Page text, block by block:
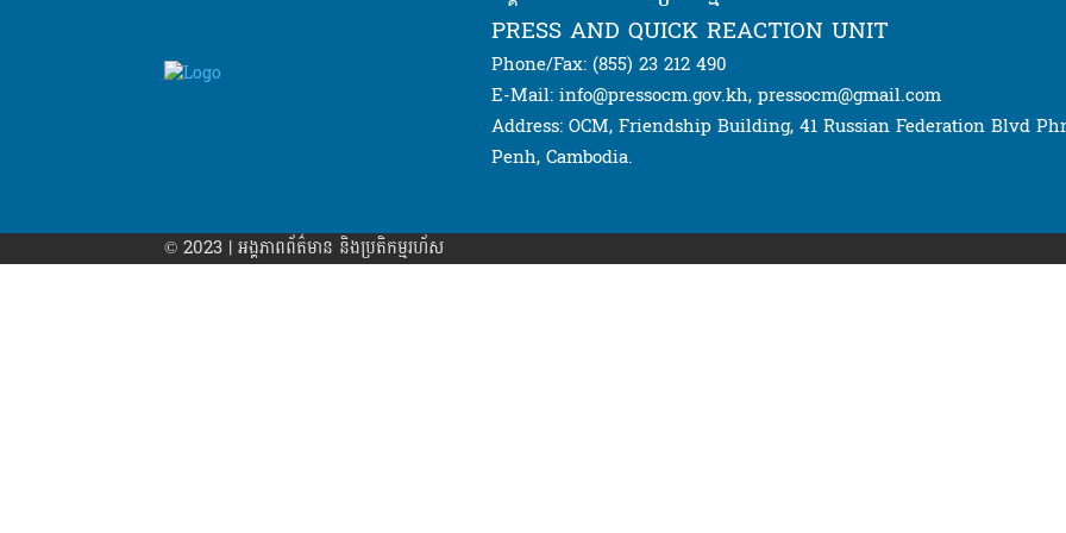
PRESS AND QUICK REACTION UNIT
Phone/Fax: (855) 23 212 490
E-Mail: info@pressocm.gov.kh, pressocm@gmail.com
Address: OCM, Friendship Building, 41 Russian Federation Blvd
Penh, Cambodia.
© 2023 | អង្គភាព​ព័ត៌មាន​ និងប្រតិកម្មរហ័ស